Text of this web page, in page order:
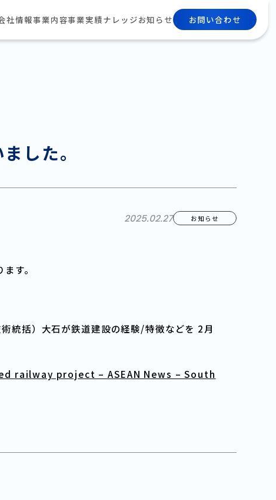
社情報事業内容事業実績ナレッジお知らせ お問い合わせ
した。
2025.02.27 お知らせ
す。
統括）大石が鉄道建設の経験/特徴などを 2月
project – ASEAN News – South